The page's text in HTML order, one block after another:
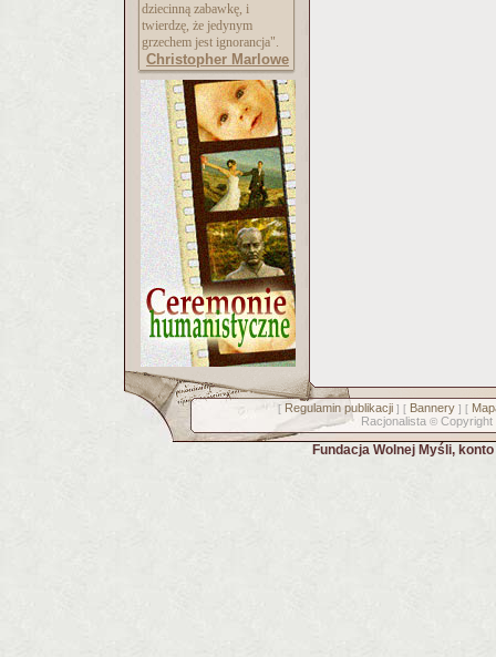
dziecinną zabawkę, i
twierdzę, że jedynym
grzechem jest ignorancja".
Christopher Marlowe
[ Regulamin publikacji] [ Bannery] [
Racjonalista © Copyright
Fundacja Wolnej Myśli,